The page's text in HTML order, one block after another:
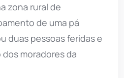
zona rural de
de uma pá
duas pessoas feridas e
moradores da